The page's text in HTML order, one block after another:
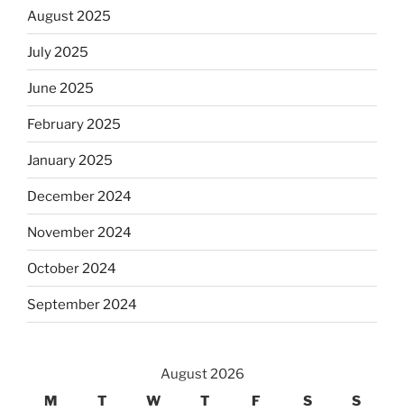
August 2025
July 2025
June 2025
February 2025
January 2025
December 2024
November 2024
October 2024
September 2024
August 2026
M
T W T F S S